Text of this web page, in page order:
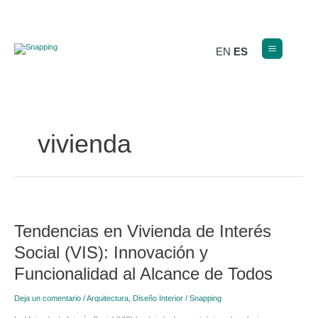
EN ES
vivienda
Tendencias en Vivienda de Interés
Social (VIS): Innovación y
Funcionalidad al Alcance de Todos
Deja un comentario /Arquitectura Diseño Interior / Snapping
Vivienda
Interés
Social
(VIS):